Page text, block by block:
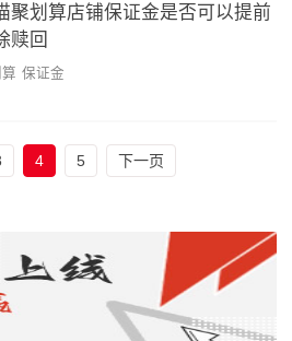
聚划算店铺保证金是否可以提前
赎回
保证金
4 5 下一页